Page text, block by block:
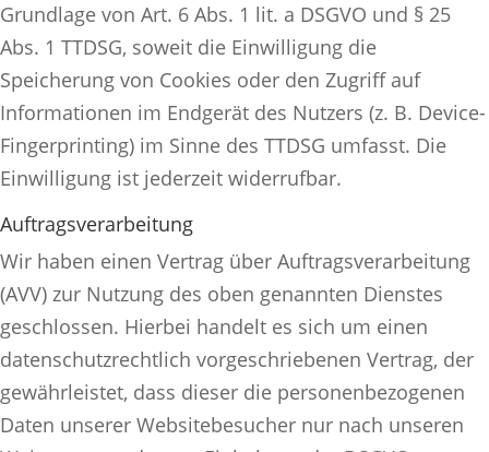
Grundlage von Art. 6 Abs. 1 lit. a DSGVO und § 25
Abs. 1 TTDSG, soweit die Einwilligung die
Speicherung von Cookies oder den Zugriff auf
Informationen im Endgerät des Nutzers (z. B. Device-
Fingerprinting) im Sinne des TTDSG umfasst. Die
Einwilligung ist jederzeit widerrufbar.
Auftragsverarbeitung
Wir haben einen Vertrag über Auftragsverarbeitung
(AVV) zur Nutzung des oben genannten Dienstes
geschlossen. Hierbei handelt es sich um einen
datenschutzrechtlich vorgeschriebenen Vertrag, der
gewährleistet, dass dieser die personenbezogenen
Daten unserer Websitebesucher nur nach unseren